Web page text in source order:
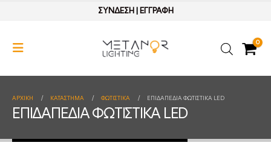
ΣΥΝΔΕΣΗ| ΕΓΓΡΑΦΗ
0
ΑΡΧΙΚΉ ΚΑΤΆΣΤΗΜΑ ΦΩΤΙΣΤΙΚΑ ΕΠΙΔΑΠΕΔΙΑ ΦΩΤΙΣΤΙΚΑ LED
ΕΠΙΔΑΠΕΔΙΑ ΦΩΤΙΣΤΙΚΑ LED